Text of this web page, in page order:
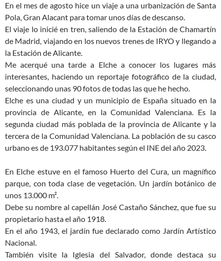
En el mes de agosto hice un viaje a una urbani­zación de Santa
Pola, Gran Alacant para tomar unos días de descanso.
El viaje lo inicié en tren, saliendo de la Estación de Chamartín
de Madrid, viajando en los nuevos trenes de IRYO y llegando a
la Estación de Alicante.
Me acerqué una tarde a Elche a conocer los lugares más
interesantes, haciendo un reportaje fotográfico de la ciudad,
seleccionando unas 90 fotos de todas las que he hecho.
Elche es una ciudad y un municipio de España situado en la
provincia de Alicante, en la Comunidad Valenciana. Es la
segunda ciudad más poblada de la provincia de Alicante y la
tercera de la Comunidad Valenciana. La población de su casco
urbano es de 193.077 habitantes según el INE del año 2023.
En Elche estuve en el famoso Huerto del Cura, un magnífico
parque, con toda clase de vegetación. Un jardín botánico de
unos 13.000 m².
Debe su nombre al capellán José Castaño Sánchez, que fue su
propietario hasta el año 1918.
En el año 1943, el jardín fue declarado como Jardín Artístico
Na­cional.
También visite la Iglesia del Salvador, donde destaca su